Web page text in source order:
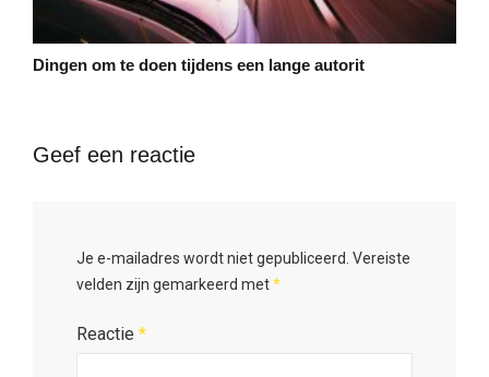
Dingen om te doen tijdens een lange autorit
Geef een reactie
Je e-mailadres wordt niet gepubliceerd. Vereiste
velden zijn gemarkeerd met*
Reactie *